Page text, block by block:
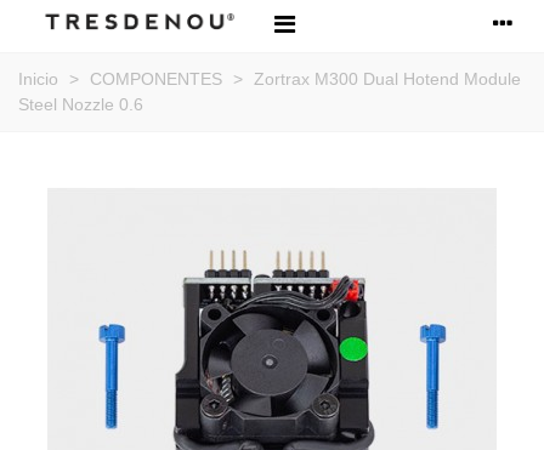
Inicio > COMPONENTES >
Zortrax M300 Dual Hotend Module
Steel Nozzle 0.6